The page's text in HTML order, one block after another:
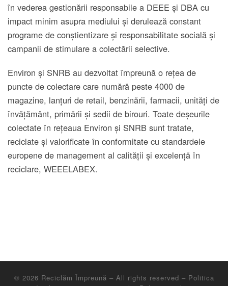
în vederea gestionării responsabile a DEEE și DBA cu
impact minim asupra mediului și derulează constant
programe de conștientizare și responsabilitate socială și
campanii de stimulare a colectării selective.
Environ și SNRB au dezvoltat împreună o rețea de
puncte de colectare care numără peste 4000 de
magazine, lanțuri de retail, benzinării, farmacii, unități de
învățământ, primării și sedii de birouri. Toate deșeurile
colectate în rețeaua Environ și SNRB sunt tratate,
reciclate și valorificate în conformitate cu standardele
europene de management al calității și excelență în
reciclare, WEEELABEX.
© 2026 Reciclăm Împreună – All rights reserved – Politica